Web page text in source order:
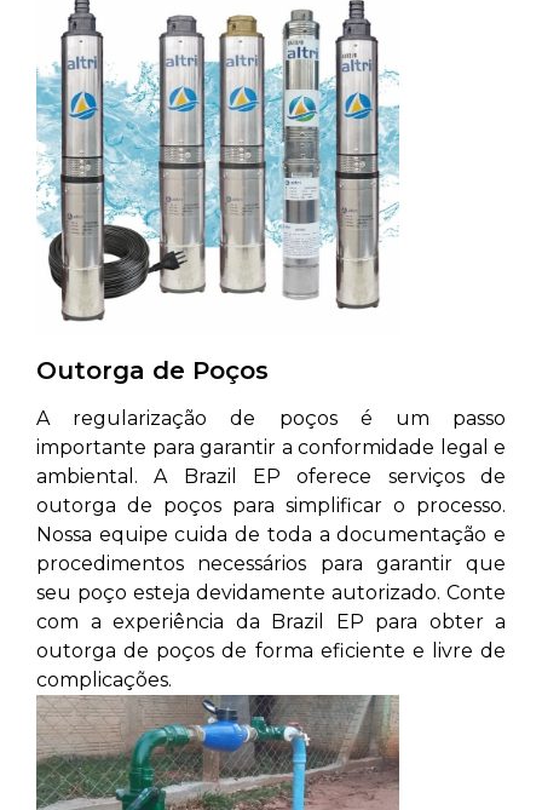
Outorga de Poços
A regularização de poços é um passo
importante para garantir a conformidade legal e
ambiental. A Brazil EP oferece serviços de
outorga de poços para simplificar o processo.
Nossa equipe cuida de toda a documentação e
procedimentos necessários para garantir que
seu poço esteja devidamente autorizado. Conte
com a experiência da Brazil EP para obter a
outorga de poços de forma eficiente e livre de
complicações.